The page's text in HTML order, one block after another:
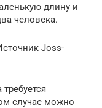
длину и
человека.
Joss-
случае можно